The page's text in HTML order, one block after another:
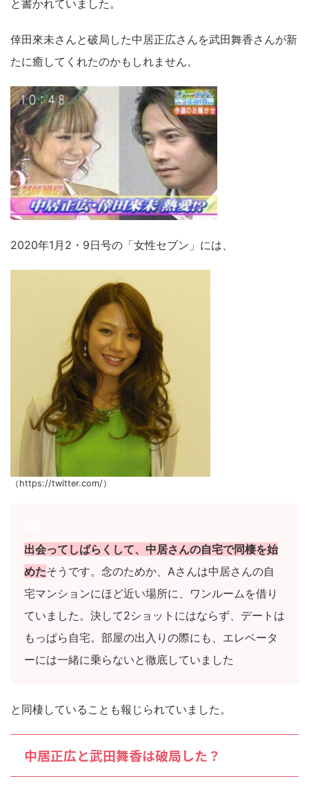
と書かれていました。
倖田來未さんと破局した中居正広さんを武田舞香さんが新
たに癒してくれたのかもしれません。
2020年1月2・9日号の「女性セブン」には、
（https://twitter.com/）
出会ってしばらくして、中居さんの自宅で同棲を始
めたそうです。念のためか、Aさんは中居さんの自
宅マンションにほど近い場所に、ワンルームを借り
ていました。決して2ショットにはならず、デートは
もっぱら自宅。部屋の出入りの際にも、エレベータ
ーには一緒に乗らないと徹底していました
と同棲していることも報じられていました。
中居正広と武田舞香は破局した？